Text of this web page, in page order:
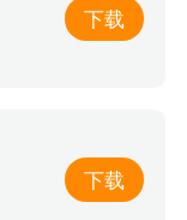
下载
下载